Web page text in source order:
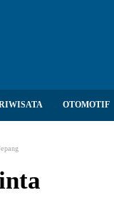
OTOMOTIF